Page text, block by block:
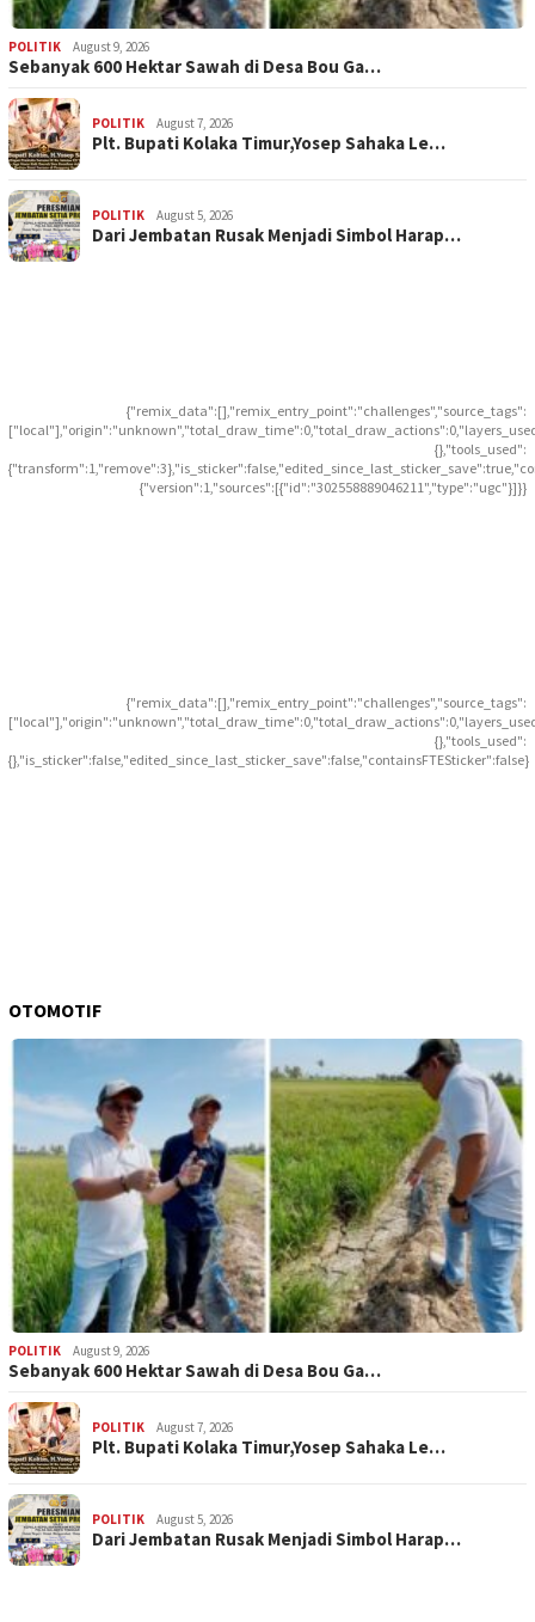
POLITIK August 9, 2026
Sebanyak 600 Hektar Sawah di Desa Bou Ga…
POLITIK August 7, 2026
Plt. Bupati Kolaka Timur,Yosep Sahaka Le…
POLITIK August 5, 2026
Dari Jembatan Rusak Menjadi Simbol Harap…
{"remix_data":[],"remix_entry_point":"challenges","source_tags":
{},"tools_used":
{"version":1,"sources":[{"id":"302558889046211","type":"ugc"}]}}
{"remix_data":[],"remix_entry_point":"challenges","source_tags":
{},"tools_used":
{},"is_sticker":false,"edited_since_last_sticker_save":false,"containsFTESticker":false}
OTOMOTIF
POLITIK August 9, 2026
Sebanyak 600 Hektar Sawah di Desa Bou Ga…
POLITIK August 7, 2026
Plt. Bupati Kolaka Timur,Yosep Sahaka Le…
POLITIK August 5, 2026
Dari Jembatan Rusak Menjadi Simbol Harap…